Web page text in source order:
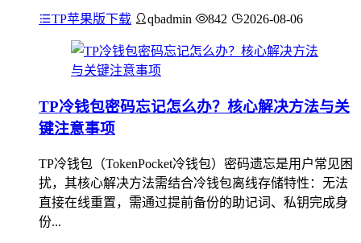
TP苹果版下载 qbadmin 842 2026-08-06
TP冷钱包密码忘记怎么办？核心解决方法与关
键注意事项
TP冷钱包（TokenPocket冷钱包）密码遗忘是用户常见困
扰，其核心解决方法需结合冷钱包离线存储特性：无法
直接在线重置，需通过提前备份的助记词、私钥完成身
份...